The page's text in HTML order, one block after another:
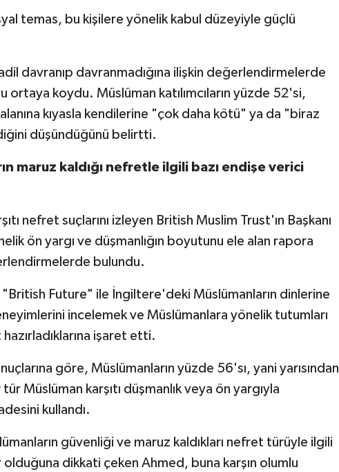
temas, bu kişilere yönelik kabul düzeyiyle güçlü
davranıp davranmadığına ilişkin değerlendirmelerde
koydu. Müslüman katılımcıların yüzde 52'si,
kıyasla kendilerine "çok daha kötü" ya da "biraz
düşündüğünü belirtti.
maruz kaldığı nefretle ilgili bazı endişe verici
nefret suçlarını izleyen British Muslim Trust'ın Başkanı
ön yargı ve düşmanlığın boyutunu ele alan rapora
bulundu.
Future" ile İngiltere'deki Müslümanların dinlerine
incelemek ve Müslümanlara yönelik tutumları
işaret etti.
göre, Müslümanların yüzde 56'sı, yani yarısından
Müslüman karşıtı düşmanlık veya ön yargıyla
kullandı.
güvenliği ve maruz kaldıkları nefret türüyle ilgili
dikkati çeken Ahmed, buna karşın olumlu